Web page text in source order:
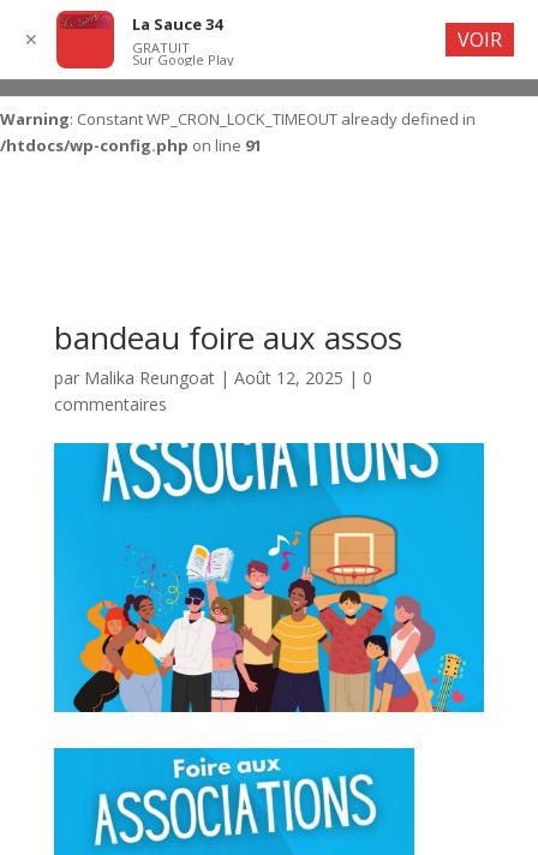
Warning : Constant WP_CRON_LOCK_TIMEOUT already defined in
/htdocs/wp-config.php on line 91
bandeau foire aux assos
par Malika Reungoat| Août 12, 2025 | 0
commentaires
✕
La Sauce 34
GRATUIT
Sur Google Play
VOIR